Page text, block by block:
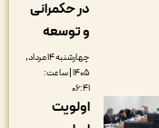
در حکمرانی
و توسعه
چهارشنبه ۱۴ مرداد,
۱۴۰۵ | ساعت:
اولویت